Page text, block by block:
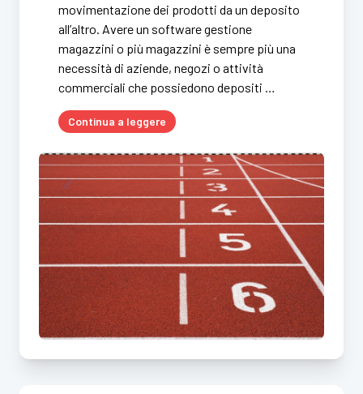
movimentazione dei prodotti da un deposito
all’altro. Avere un software gestione
magazzini o più magazzini è sempre più una
necessità di aziende, negozi o attività
commerciali che possiedono depositi …
Continua a leggere